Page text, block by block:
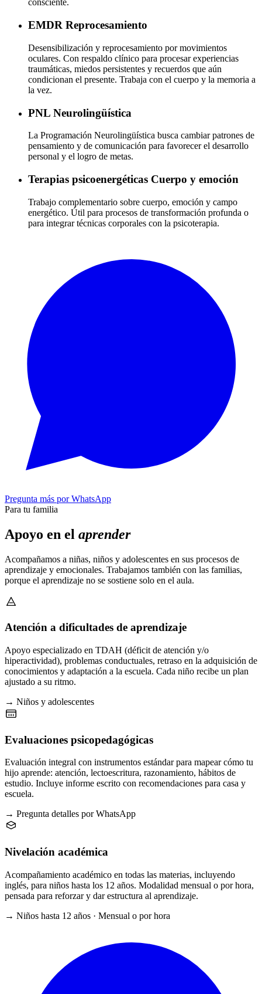
consciente.
EMDR Reprocesamiento
Desensibilización y reprocesamiento por movimientos
oculares. Con respaldo clínico para procesar experiencias
traumáticas, miedos persistentes y recuerdos que aún
condicionan el presente. Trabaja con el cuerpo y la memoria a
la vez.
PNL Neurolingüística
La Programación Neurolingüística busca cambiar patrones de
pensamiento y de comunicación para favorecer el desarrollo
personal y el logro de metas.
Terapias psicoenergéticas Cuerpo y emoción
Trabajo complementario sobre cuerpo, emoción y campo
energético. Útil para procesos de transformación profunda o
para integrar técnicas corporales con la psicoterapia.
Pregunta más por WhatsApp
Para tu familia
Apoyo en el aprender
Acompañamos a niñas, niños y adolescentes en sus procesos de
aprendizaje y emocionales. Trabajamos también con las familias,
porque el aprendizaje no se sostiene solo en el aula.
Atención a dificultades de aprendizaje
Apoyo especializado en TDAH (déficit de atención y/o
hiperactividad), problemas conductuales, retraso en la adquisición de
conocimientos y adaptación a la escuela. Cada niño recibe un plan
ajustado a su ritmo.
→ Niños y adolescentes
Evaluaciones psicopedagógicas
Evaluación integral con instrumentos estándar para mapear cómo tu
hijo aprende: atención, lectoescritura, razonamiento, hábitos de
estudio. Incluye informe escrito con recomendaciones para casa y
escuela.
→ Pregunta detalles por WhatsApp
Nivelación académica
Acompañamiento académico en todas las materias, incluyendo
inglés, para niños hasta los 12 años. Modalidad mensual o por hora,
pensada para reforzar y dar estructura al aprendizaje.
→ Niños hasta 12 años · Mensual o por hora